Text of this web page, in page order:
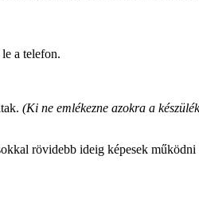
a telefon.
(Ki ne emlékezne azokra a
rövidebb ideig képesek működni